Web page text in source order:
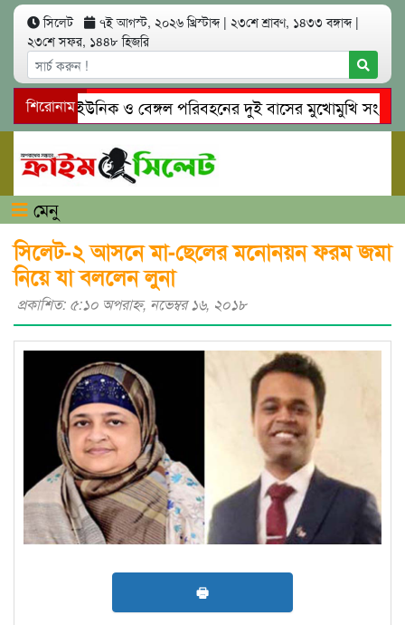
সিলেট ৭ই আগস্ট, ২০২৬ খ্রিস্টাব্দ | ২৩শে শ্রাবণ, ১৪৩৩ বঙ্গাব্দ |
২৩শে সফর, ১৪৪৮ হিজরি
শিরোনাম
সিলেটে ইউনিক ও বেঙ্গল পরিবহনের দুই বাসের মুখোমুখি সং’ঘ’র্ষে
গোয়াইনঘাটে প্রেমের ফাঁদে তরুণী পাচার: মাদকাসক্ত রিমালকে
মেনু
সিলেট-২ আসনে মা-ছেলের মনোনয়ন ফরম জমা
নিয়ে যা বললেন লুনা
প্রকাশিত: ৫:১০ অপরাহ্ণ, নভেম্বর ১৬, ২০১৮
🖶